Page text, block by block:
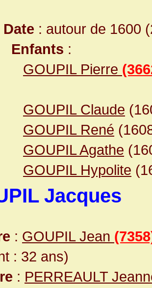
Date : autour de 1600
Enfants :
GOUPIL Pierre
GOUPIL Claude
GOUPIL René
GOUPIL Agathe
GOUPIL Hypolite
Jacques
: GOUPIL Jean
: 32 ans)
: PERREAULT